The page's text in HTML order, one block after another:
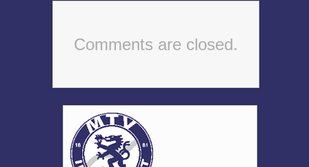
Comments are closed.